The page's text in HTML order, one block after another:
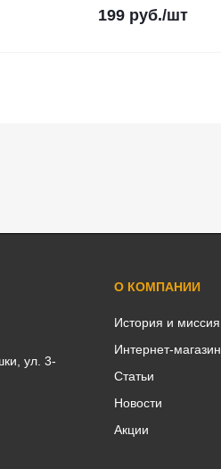
199 руб./шт
ул. 3-
О КОМПАНИИ
История и миссия
Интернет-магазин
Статьи
Новости
Акции